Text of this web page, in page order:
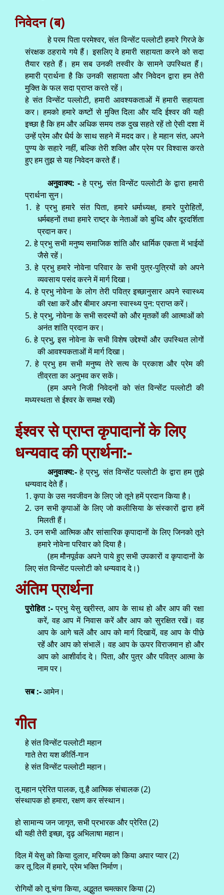
निवेदन (ब)
हे परम पिता परमेश्वर, संत विन्सेंट पल्लोटी हमारे गिरजे के
संरक्षक ठहराये गये हैं। इसलिए वे हमारी सहायता करने को सदा
तैयार रहते हैं। हम सब उनकी तस्वीर के सामने उपस्थित हैं।
हमारी प्रार्थना है कि उनकी सहायता और निवेदन द्वारा हम तेरी
मुक्ति के फल सदा प्राप्त करते रहें।
हे संत विन्सेंट पल्लोटी, हमारी आवश्यकताओं में हमारी सहायता
कर। हमको हमारे कष्टों से मुक्ति दिला और यदि ईश्वर की यही
इच्छा है कि हम और अधिक समय तक दुख सहते रहें तो ऐसी दशा में
उन्हें प्रेम और धैर्य के साथ सहने में मदद कर। हे महान संत, अपने
पुण्य के सहारे नहीं, बल्कि तेरी शक्ति और प्रेम पर विश्वास करते
हुए हम तुझ से यह निवेदन करते हैं।
अनुवाक्य: -हे प्रभु, संत विन्सेंट पल्लोटी के द्वारा हमारी
प्रार्थना सुन।
1. हे प्रभु हमारे संत पिता, हमारे धर्माध्यक्ष, हमारे पुरोहितों,
धर्मबहनों तथा हमारे राष्ट्र के नेताओं को बुध्दि और दूरदर्शिता
प्रदान कर।
2. हे प्रभु सभी मनुष्य समाजिक शांति और धार्मिक एकता में भाईयों
जैसे रहें।
3. हे प्रभु हमारे नोवेना परिवार के सभी पुत्र-पुत्रियों को अपने
व्यवसाय पसंद करने में मार्ग दिखा।
4. हे प्रभु नोवेना के लोग तेरी पवित्र इच्छानुसार अपने स्वास्थ्य
की रक्षा करें और बीमार अपना स्वास्थ्य पुन: प्राप्त करें।
5. हे प्रभु, नोवेना के सभी सदस्यों को और मृतकों की आत्माओं को
अनंत शांति प्रदान कर।
6. हे प्रभु, इस नोवेना के सभी विशेष उद्देश्यों और उपस्थित लोगों
की आवश्यकताओं में मार्ग दिखा।
7. हे प्रभु हम सभी मनुष्य तेरे सत्य के प्रकाश और प्रेम की
तीव्रता का अनुभव कर सकें।
(हम अपने निजी निवेदनों को संत विन्सेंट पल्लोटी की
मध्यस्थता से ईश्वर के समक्ष रखें)
ईश्वर से प्राप्त कृपादानों के लिए
धन्यवाद की प्रार्थना:-
अनुवाक्य:-हे प्रभु, संत विन्सेंट पल्लोटी के द्वारा हम तुझे
धन्यवाद देते हैं।
1. कृपा के उस नवजीवन के लिए जो तूने हमें प्रदान किया है।
2. उन सभी कृपाओं के लिए जो कलीसिया के संस्कारों द्वारा हमें
मिलती हैं।
3. उन सभी आत्मिक और सांसारिक कृपादानों के लिए जिनको तूने
हमारे नोवेना परिवार को दिया है।
(हम मौनपूर्वक अपने पाये हुए सभी उपकारों व कृपादानों के
लिए संत विन्सेंट पल्लोटी को धन्यवाद दे।)
अंतिम प्रार्थना
पुरोहित :-प्रभु येसु ख्रीस्त, आप के साथ हो और आप की रक्षा
करें, वह आप में निवास करें और आप को सुरक्षित रखें। वह
आप के आगे चलें और आप को मार्ग दिखायें, वह आप के पीछे
रहें और आप को संभालें। वह आप के ऊपर विराजमान हो और
आप को आशीर्वाद दे। पिता, और पुत्र और पवित्र आत्मा के
नाम पर।
सब :-आमेन।
गीत
हे संत विन्सेंट पल्लोटी महान
गाते तेरा यश कीर्ति-गान
हे संत विन्सेंट पल्लोटी महान।
तू महान प्रेरित पालक, तू है आत्मिक संचालक (2)
संस्थापक हो हमारा, रक्षण कर संस्थान।
हो सामान्य जन जागृत, सभी प्रभारक और प्रेरित (2)
थी यही तेरी इच्छा, दृढ़ अभिलाषा महान।
दिल में येसु को किया दुलार, मरियम को किया अपार प्यार (2)
कर तू दिल में हमारे, प्रेम भक्ति निर्माण।
रोगियों को तू चंगा किया, अद्भुतत चमत्कार किया (2)